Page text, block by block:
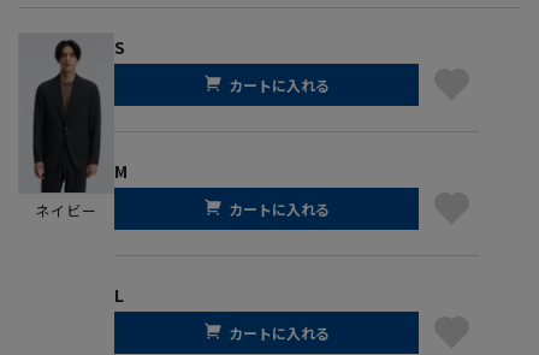
ネイビー
S
カートに入れる
M
カートに入れる
L
カートに入れる